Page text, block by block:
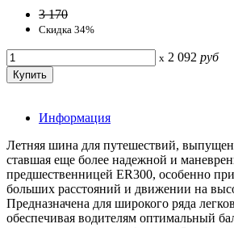
3 170
Скидка 34%
x 2 092 руб
Информация
Летняя шина для путешествий,
ставшая еще более надежной и
предшественницей ER300, особенно
больших расстояний и движении на
Предназначена для широкого ряда
обеспечивая водителям оптимальный